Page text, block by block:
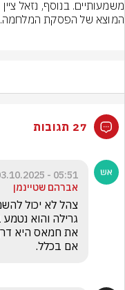
המוצא של הפסקת המלחמה.
27 תגובות
05:51 - 03.10.2025
אברהם שטיינמן
אם בכלל.